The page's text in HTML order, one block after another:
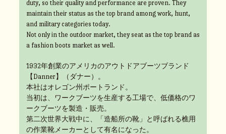
duty, so their quality and performance are proven. They
maintain their status as the top brand among work, hunt,
and military categories today.
Not only in the outdoor market, they seat as the top brand as
a fashion boots market as well.
1932年創業のアメリカのアウトドアブーツブランド
【Danner】（ダナー）。
本社はオレゴン州ポートランド。
当初は、ワークブーツを生産する工場で、低価格のワ
ークブーツを製造・販売。
第二次世界大戦中に、「造船所の靴」と呼ばれる樵用
の作業靴メーカーとして有名になった。